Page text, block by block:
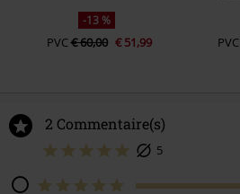
-13 %
PVC€ 60,00 € 51,99 PVC
2 Commentaire(s)
5